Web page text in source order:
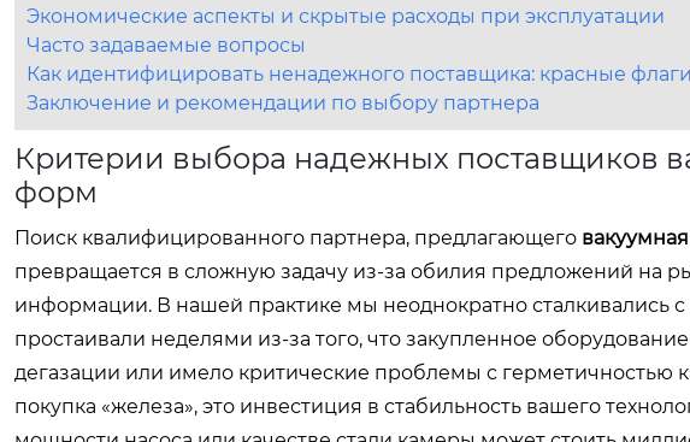
Экономические аспекты и скрытые расходы при эксплуатации
Часто задаваемые вопросы
Как идентифицировать ненадежного поставщика: красные флаги
Заключение и рекомендации по выбору партнера
Критерии выбора надежных поставщиков
форм
Поиск квалифицированного партнера, предлагающего
превращается в сложную задачу из-за обилия предложений на
информации. В нашей практике мы неоднократно сталкивались
простаивали неделями из-за того, что закупленное
дегазации или имело критические проблемы с герметичностью
покупка «железа», это инвестиция в стабильность вашего